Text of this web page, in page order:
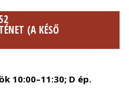
(A KÉSŐ
10:00–11:30; D ép.